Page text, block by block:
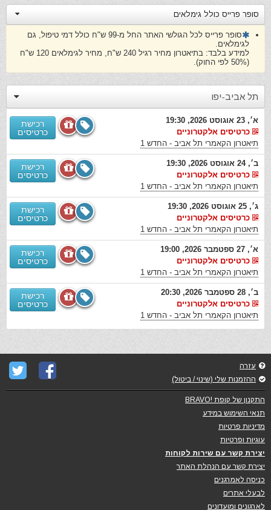
סופר פרייס כולל גימלאים
סופר פרייס לכל הגולשי האתר החל מ-99 ש"ח כולל דמי טיפול, גם
לגימלאים.
למידע בלבד: בתיאטרון מחיר רגיל 240 ש"ח, מחיר לגימלאים 120 ש"ח
(50% לפי החוק).
תל אביב-יפו
א׳, 23 אוגוסט 2026, 19:30
כרטיסים אלקטרוניים
תיאטרון הקאמרי תל אביב - החדש 1
רכישת
כרטיסים
ב׳, 24 אוגוסט 2026, 19:30
כרטיסים אלקטרוניים
תיאטרון הקאמרי תל אביב - החדש 1
רכישת
כרטיסים
ג׳, 25 אוגוסט 2026, 19:30
כרטיסים אלקטרוניים
תיאטרון הקאמרי תל אביב - החדש 1
רכישת
כרטיסים
א׳, 27 ספטמבר 2026, 19:00
כרטיסים אלקטרוניים
תיאטרון הקאמרי תל אביב - החדש 1
רכישת
כרטיסים
ב׳, 28 ספטמבר 2026, 20:30
כרטיסים אלקטרוניים
תיאטרון הקאמרי תל אביב - החדש 1
רכישת
כרטיסים
עזרה
ההזמנות שלי (שינוי / ביטול)
התקנון של קופת !BRAVO
תנאי השימוש במידע
מדיניות פרטיות
עוגיות ופרטיות
יצירת קשר עם שירות לקוחות
יצירת קשר עם הנהלת האתר
כניסה לאמרגנים
לבעלי אתרים
לארגונים ומועדונים